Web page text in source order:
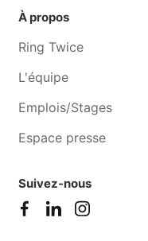
À propos
Ring Twice
L'équipe
Emplois/Stages
Espace presse
Suivez-nous